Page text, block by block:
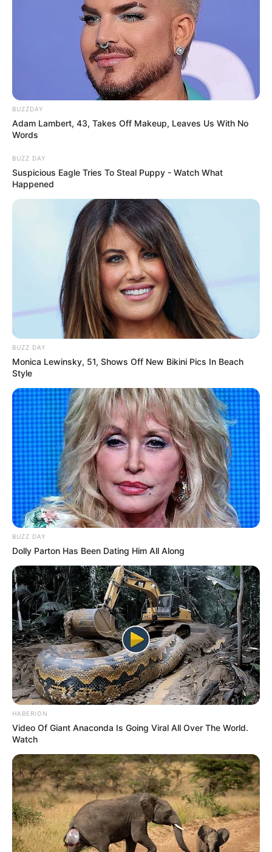
BUZZDAY
Adam Lambert, 43, Takes Off Makeup, Leaves Us With No
Words
BUZZ DAY
Suspicious Eagle Tries To Steal Puppy - Watch What
Happened
BUZZ DAY
Monica Lewinsky, 51, Shows Off New Bikini Pics In Beach
Style
BUZZ DAY
Dolly Parton Has Been Dating Him All Along
HABERION
Video Of Giant Anaconda Is Going Viral All Over The World.
Watch